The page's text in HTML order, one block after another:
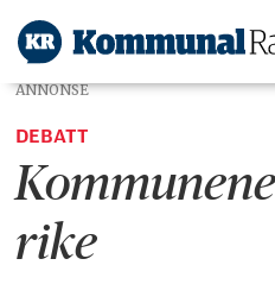
ANNONSE
DEBATT
rike